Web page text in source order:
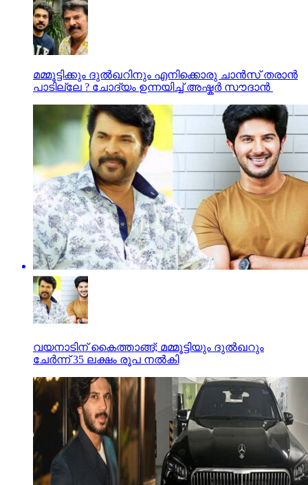
മമ്മൂട്ടിക്കും ദുൽഖറിനും എനിക്കൊരു ചാൻസ് തരാൻ
പാടില്ലേ ? ചോദ്യം ഉന്നയിച്ച് അഷ്കർ സൗദാൻ
വയനാടിന് കൈത്താങ്ങ്; മമ്മൂട്ടിയും ദുൽഖറും
ചേർന്ന് 35 ലക്ഷം രൂപ നൽകി